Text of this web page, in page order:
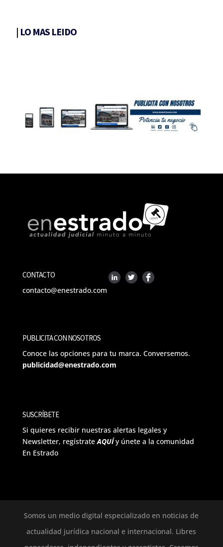
| LO MAS LEIDO
CONTACTO
contacto@enestrado.com
PUBLICITA CON NOSOTROS
Conoce las opciones para tu marca. Conversemos.
publicidad@enestrado.com
SUSCRÍBETE
Si quieres recibir nuestras alertas legales y
Newsletter, regístrateAQUÍ y únete a la comunidad
En Estrado
Somos un medio digital especializado en noticias de
actualidad jurídica nacional e internacional. Libres